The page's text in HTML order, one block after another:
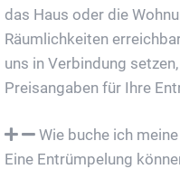
das Haus oder die
Räumlichkeiten
uns in Verbindung
Preisangaben für Ihre
Wie buche ich
Eine Entrümpelung